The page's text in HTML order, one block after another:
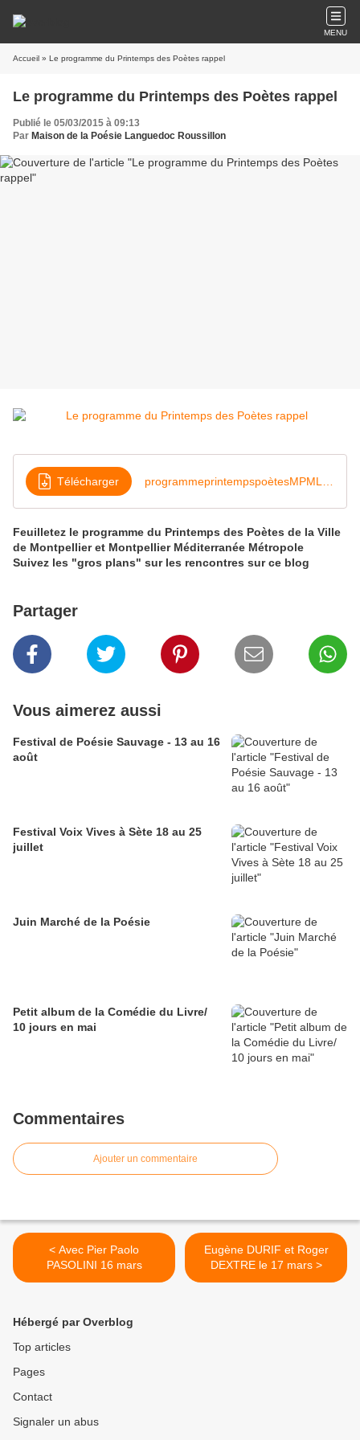
MENU
Accueil » Le programme du Printemps des Poètes rappel
Le programme du Printemps des Poètes rappel
Publié le 05/03/2015 à 09:13
Par Maison de la Poésie Languedoc Roussillon
Télécharger
Feuilletez le programme du Printemps des Poètes de la Ville
de Montpellier et Montpellier Méditerranée Métropole
Suivez les "gros plans" sur les rencontres sur ce blog
Partager
Vous aimerez aussi
Festival de Poésie Sauvage - 13 au 16
août
Festival Voix Vives à Sète 18 au 25
juillet
Juin Marché de la Poésie
Petit album de la Comédie du Livre/
10 jours en mai
Commentaires
Ajouter un commentaire
< Avec Pier Paolo
PASOLINI 16 mars
Eugène DURIF et Roger
DEXTRE le 17 mars >
Hébergé par Overblog
Top articles
Pages
Contact
Signaler un abus